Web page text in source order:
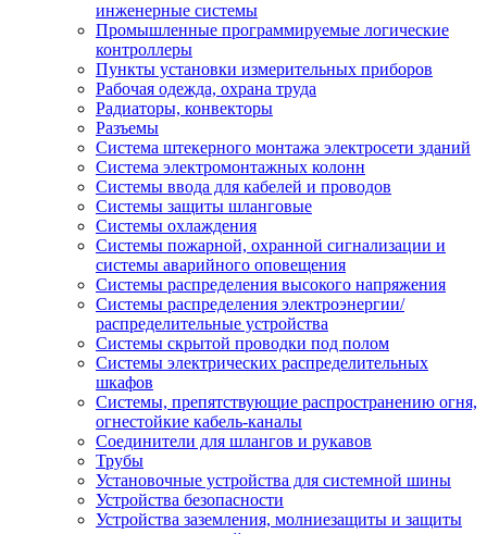
инженерные системы
Промышленные программируемые логические
контроллеры
Пункты установки измерительных приборов
Рабочая одежда, охрана труда
Радиаторы, конвекторы
Разъемы
Система штекерного монтажа электросети зданий
Система электромонтажных колонн
Системы ввода для кабелей и проводов
Системы защиты шланговые
Системы охлаждения
Системы пожарной, охранной сигнализации и
системы аварийного оповещения
Системы распределения высокого напряжения
Системы распределения электроэнергии/
распределительные устройства
Системы скрытой проводки под полом
Системы электрических распределительных
шкафов
Системы, препятствующие распространению огня,
огнестойкие кабель-каналы
Соединители для шлангов и рукавов
Трубы
Установочные устройства для системной шины
Устройства безопасности
Устройства заземления, молниезащиты и защиты